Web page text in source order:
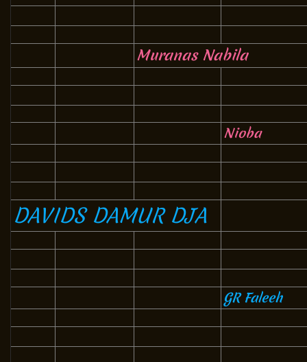
Muranas Nabila
Nioba
DAVIDS DAMUR DJA
GR Faleeh